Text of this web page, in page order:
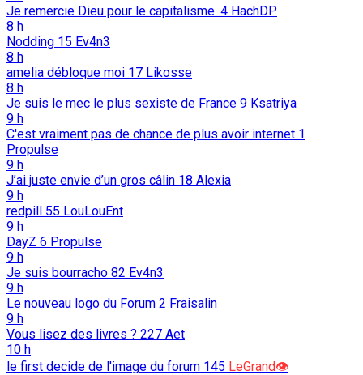
Je remercie Dieu pour le capitalisme. 4 HachDP
8 h
Nodding 15 Ev4n3
8 h
amelia débloque moi 17 Likosse
8 h
Je suis le mec le plus sexiste de France 9 Ksatriya
9 h
C'est vraiment pas de chance de plus avoir internet 1
Propulse
9 h
J’ai juste envie d’un gros câlin 18 Alexia
9 h
redpill 55 LouLouEnt
9 h
DayZ 6 Propulse
9 h
Je suis bourracho 82 Ev4n3
9 h
Le nouveau logo du Forum 2 Fraisalin
9 h
Vous lisez des livres ? 227 Aet
10 h
le first decide de l'image du forum 145 LeGrand👁️